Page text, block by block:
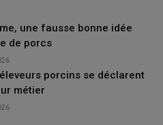
parallèle de
les configurations sont
sélection sur ce critère
relativement
lequel des systèmes
sélection spécifique. Les
aux cases liberté
une fausse bonne idée
de porcs
porcins se déclarent
métier